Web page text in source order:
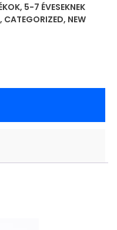
, 5-7 ÉVESEKNEK
, CATEGORIZED, NEW